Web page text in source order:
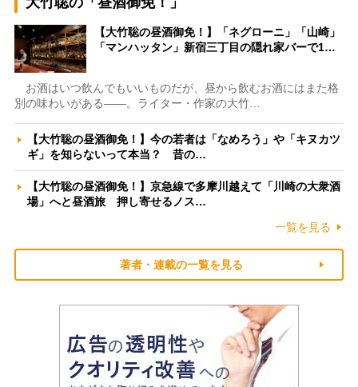
【大竹聡の昼酒御免！】「ネグローニ」「山崎」
「マンハッタン」新宿三丁目の隠れ家バーで1…
お酒はいつ飲んでもいいものだが、昼から飲むお酒にはまた格
別の味わいがある――。ライター・作家の大竹…
【大竹聡の昼酒御免！】今の若者は「なめろう」や「キヌカツ
ギ」を知らないって本当？ 昔の…
【大竹聡の昼酒御免！】京急線で多摩川越えて「川崎の大衆酒
場」へと昼酒旅 押し寄せるノス…
一覧を見る
著者・連載の一覧を見る